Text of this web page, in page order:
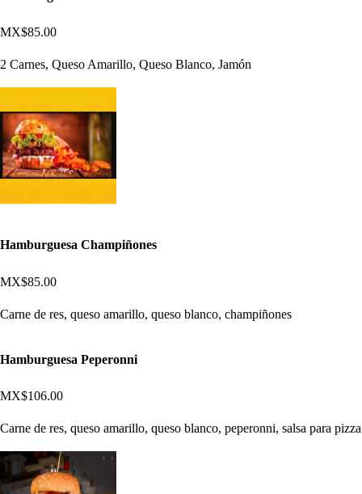
MX$85.00
2 Carnes, Queso Amarillo, Queso Blanco, Jamón
Hamburguesa Champiñones
MX$85.00
Carne de res, queso amarillo, queso blanco, champiñones
Hamburguesa Peperonni
MX$106.00
Carne de res, queso amarillo, queso blanco, peperonni, salsa para pizza